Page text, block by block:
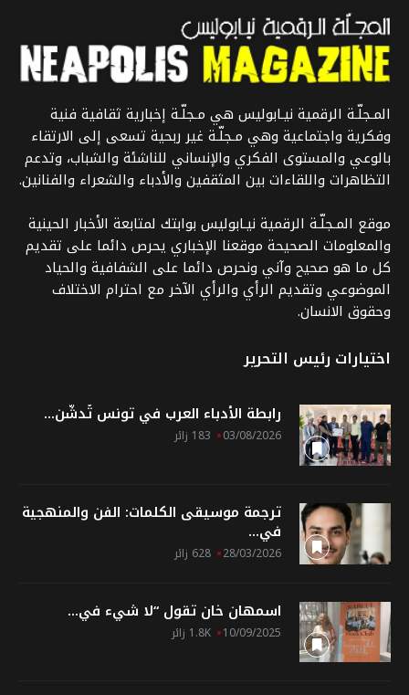
المـجلّـة الرقمية نيـابوليس هي مـجلّـة إخبارية ثقافية فنية
وفكرية واجتماعية وهي مـجلّـة غير ربحية تسعى إلى الارتقاء
بالوعي والمستوى الفكري والإنساني للناشئة والشباب، وتدعم
التظاهرات واللقاءات بين المثقفين والأدباء والشعراء والفنانين.
موقع المـجلّـة الرقمية نيـابوليس بوابتك لمتابعة الأخبار الحينية
والمعلومات الصحيحة موقعنا الإخباري يحرص دائما على تقديم
كل ما هو صحيح وآني ونحرص دائما على الشفافية والحياد
الموضوعي وتقديم الرأي والرأي الآخر مع احترام الاختلاف
وحقوق الانسان.
اختيارات رئيس التحرير
رابطة الأدباء العرب في تونس تُدشّن...
03/08/2026 183 زائر
ترجمة موسيقى الكلمات: الفن والمنهجية
في...
28/03/2026 628 زائر
اسمهان خان تقول “لا شيء في...
10/09/2025 1.8K زائر